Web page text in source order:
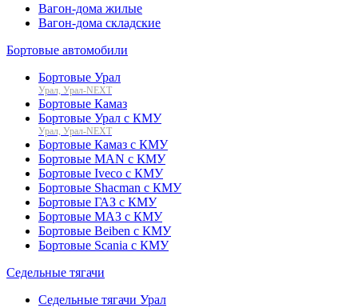
Вагон-дома жилые
Вагон-дома складские
Бортовые автомобили
Бортовые Урал
Урал, Урал-NEXT
Бортовые Камаз
Бортовые Урал с КМУ
Урал, Урал-NEXT
Бортовые Камаз с КМУ
Бортовые MAN с КМУ
Бортовые Iveco с КМУ
Бортовые Shacman с КМУ
Бортовые ГАЗ с КМУ
Бортовые МАЗ с КМУ
Бортовые Beiben с КМУ
Бортовые Scania с КМУ
Седельные тягачи
Седельные тягачи Урал